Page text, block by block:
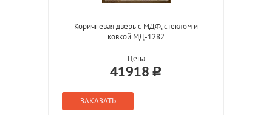
Коричневая дверь с МДФ, стеклом и
ковкой МД-1282
Цена
41918
ЗАКАЗАТЬ